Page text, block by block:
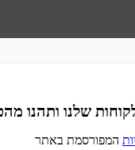
שלנו ותהנו
המפורסמת באתר